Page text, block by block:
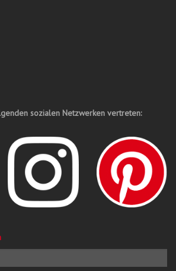
sozialen Netzwerken vertreten: